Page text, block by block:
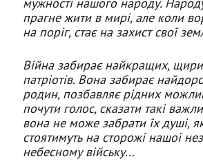
мужності нашого народу.
прагне жити в мирі, але коли
на поріг, стає на захист свої
Війна забирає найкращих,
патріотів. Вона забирає
родин, позбавляє рідних
почути голос, сказати такі
вона не може забрати їх душі,
стоятимуть на сторожі нашої
небесному війську...